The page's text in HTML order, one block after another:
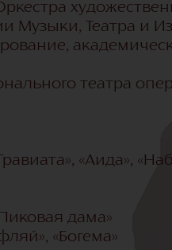
Музыки, Театра и
театра
«Аида»,
дама»
«Богема»